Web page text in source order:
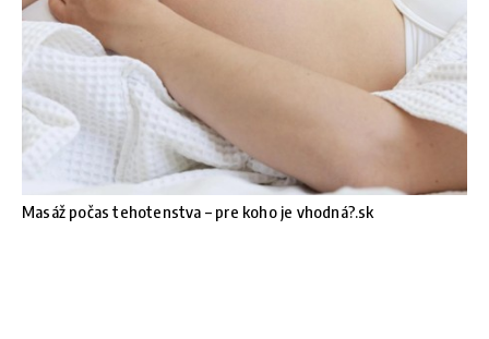
Masáž počas tehotenstva – pre koho je vhodná?.sk